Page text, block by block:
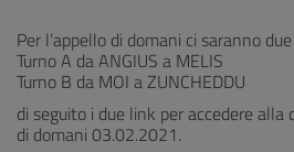
Per l’appello di domani ci saranno
Turno A da ANGIUS a MELIS
Turno B da MOI a ZUNCHEDDU
di seguito i due link per accedere alla
di domani 03.02.2021.